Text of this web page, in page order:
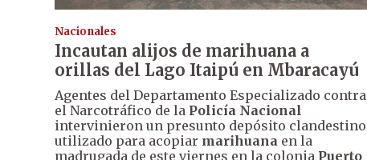
Nacionales
Incautan alijos de marihuana a
orillas del Lago Itaipú en Mbaracayú
Agentes del Departamento Especializado contra
el Narcotráfico de la Policía Nacional
intervinieron un presunto depósito clandestino
utilizado para acopiar marihuana en la
madrugada de este viernes en la colonia Puerto